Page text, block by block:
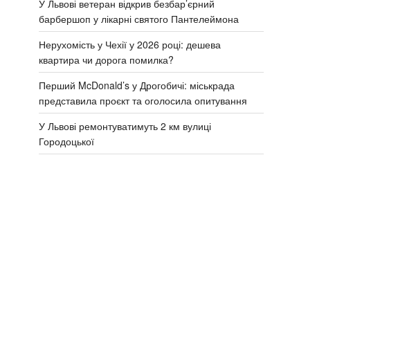
У Львові ветеран відкрив безбар’єрний
барбершоп у лікарні святого Пантелеймона
Нерухомість у Чехії у 2026 році: дешева
квартира чи дорога помилка?
Перший McDonald’s у Дрогобичі: міськрада
представила проєкт та оголосила опитування
У Львові ремонтуватимуть 2 км вулиці
Городоцької